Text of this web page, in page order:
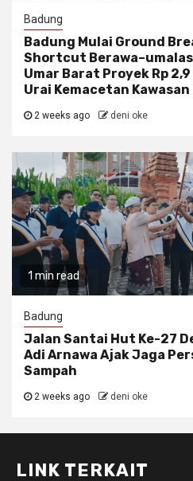
Badung
Badung Mulai Ground
Shortcut
Umar Barat Proyek Rp
Urai Kemacetan Kawasan
2 weeks ago deni oke
1 min read
Badung
Jalan Santai Hut Ke-27
Adi Arnawa Ajak Jaga
Sampah
2 weeks ago deni oke
LINK TERKAIT